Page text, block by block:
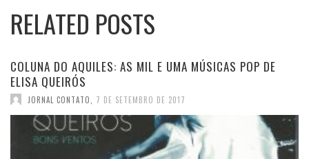
RELATED POSTS
COLUNA DO AQUILES: AS MIL E UMA MÚSICAS POP DE
ELISA QUEIRÓS
JORNAL CONTATO 7 DE SETEMBRO DE 2017